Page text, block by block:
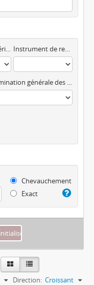
Document numérique disponible Instrument de recherche
Dénomination générale des documents
Chevauchement
Exact
Direction: Croissant